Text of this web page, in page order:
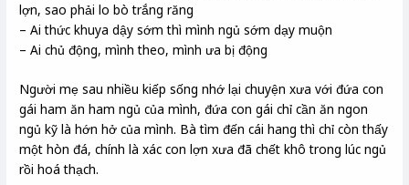
lợn, sao phải lo bò trắng răng
– Ai thức khuya dậy sớm thì mình ngủ sớm dạy muộn
– Ai chủ động, mình theo, mình ưa bị động
Người mẹ sau nhiều kiếp sống nhớ lại chuyện xưa với đứa con
gái ham ăn ham ngủ của mình, đứa con gái chỉ cần ăn ngon
ngủ kỹ là hớn hở của mình. Bà tìm đến cái hang thì chỉ còn thấy
một hòn đá, chính là xác con lợn xưa đã chết khô trong lúc ngủ
rồi hoá thạch.